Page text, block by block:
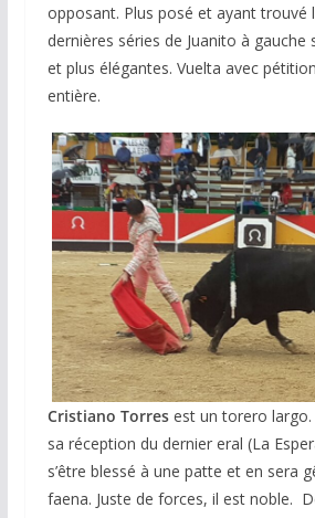
opposant. Plus posé et ayant trouvé
dernières séries de Juanito à gauche
et plus élégantes. Vuelta avec
entière.
Cristiano Torresest un torero largo.
sa réception du dernier eral (La
s’être blessé à une patte et en sera
faena. Juste de forces, il est noble.